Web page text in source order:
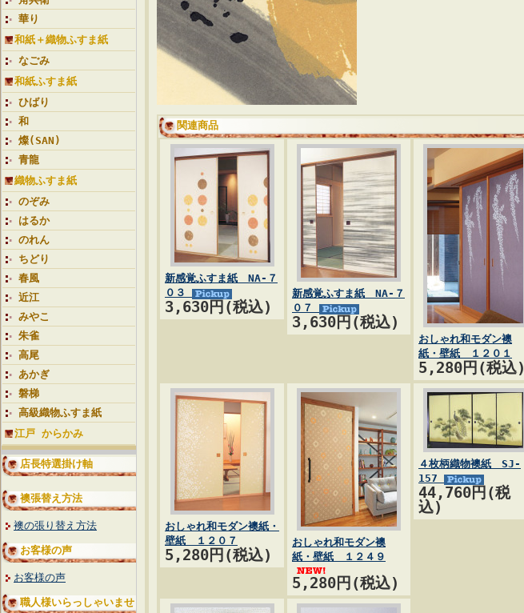
華り
和紙＋織物ふすま紙
なごみ
和紙ふすま紙
ひばり
和
燦(SAN)
青龍
織物ふすま紙
のぞみ
はるか
のれん
ちどり
春風
近江
みやこ
朱雀
高尾
あかぎ
磐梯
高級織物ふすま紙
江戸 からかみ
店長特選掛け軸
襖張替え方法
襖の張り替え方法
お客様の声
お客様の声
職人様いらっしゃいませ
関連商品
新感覚ふすま紙 NA-７
０３
3,630円(税込)
新感覚ふすま紙 NA-７
０７
3,630円(税込)
おしゃれ和モダン襖
紙・壁紙 １２０１
5,280円(税込)
おしゃれ和モダン襖紙・
壁紙 １２０７
5,280円(税込)
おしゃれ和モダン襖
紙・壁紙 １２４９
5,280円(税込)
４枚柄織物襖紙 SJ-
157
44,760円(税
込)